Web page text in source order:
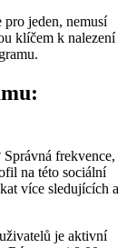
pro jeden, nemusí
klíčem k nalezení
frekvence,
na této sociální
více sledujících a
je aktivní